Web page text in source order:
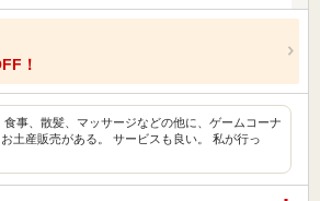
！
食事、散髪、マッサージなどの他に、ゲームコーナ
土産販売がある。 サービスも良い。 私が行っ